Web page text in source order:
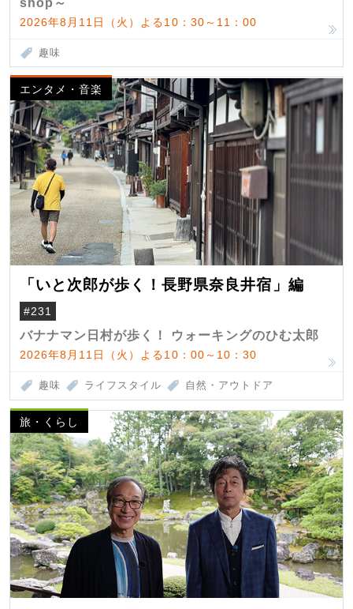
shop～
2026年8月11日（火）よる10：30～11：00
趣味
エンタメ・音楽
「いと次郎が歩く！長野県奈良井宿」編
#231
バナナマン日村が歩く！ ウォーキングのひむ太郎
2026年8月11日（火）よる10：00～10：30
趣味 ライフスタイル 自然・アウトドア
旅・くらし